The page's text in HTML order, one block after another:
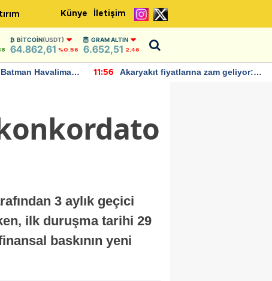
Künye İletişim
BITCOIN(USDT)
64.862,61 %0.56
GRAM ALTIN
6.652,51 2,46
Havalimanı
11:56
Akaryakıt fiyatlarına zam geliyor:
3 aylık geçici
ilk duruşma tarihi 29
baskının yeni